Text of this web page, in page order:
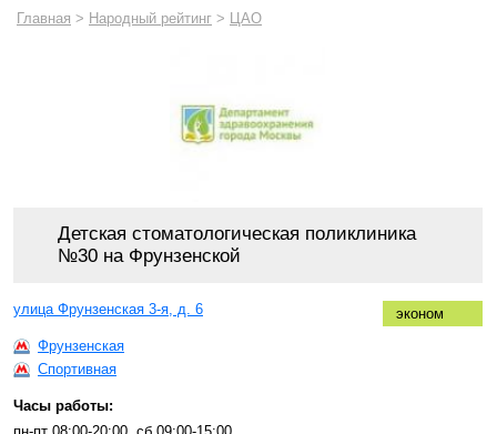
Главная > Народный рейтинг > ЦАО
Детская стоматологическая поликлиника
№30 на Фрунзенской
эконом
улица Фрунзенская 3-я, д. 6
Фрунзенская
Спортивная
Часы работы: